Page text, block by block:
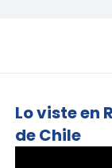
Lo viste en
de Chile